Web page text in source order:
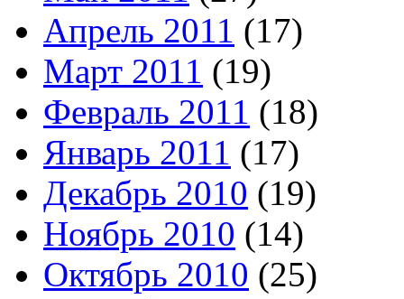
Апрель 2011 (17)
Март 2011 (19)
Февраль 2011 (18)
Январь 2011 (17)
Декабрь 2010 (19)
Ноябрь 2010 (14)
Октябрь 2010 (25)